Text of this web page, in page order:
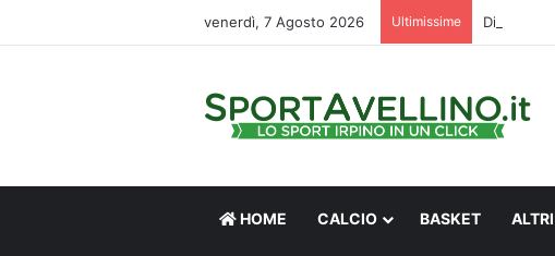
venerdì, 7 Agosto 2026 Ultimissime Diretta
HOME CALCIO BASKET